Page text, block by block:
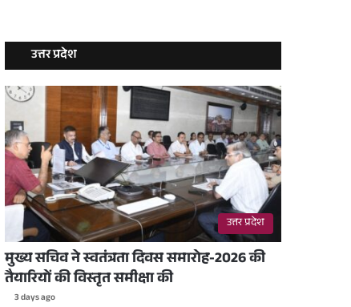
उत्तर प्रदेश
उत्तर प्रदेश
मुख्य सचिव ने स्वतंत्रता दिवस समारोह-2026 की
तैयारियों की विस्तृत समीक्षा की
3 days ago